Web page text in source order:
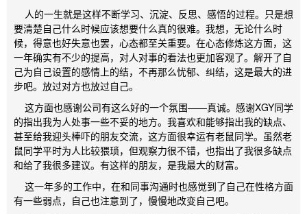
人的一生就是这样不断学习、沉淀、反思、感悟的过程。只是想
要清楚自己什么时候应该想要什么真的很难。我想，无论什么时
候，得意也好失意也罢，心态都至关重要。在心态修炼这方面，这
一年确实有不少的提高，对人对事的看法也更加客观了。解开了自
己为自己设置的感情上的结，不再那么忧郁、纠结，这是最大的进
步吧。放过对方也放过自己。
这方面也感谢公司有这么好的一个氛围——真诚。感谢XGY同学
的指出我为人处事一些不妥的地方。我喜欢和能够指出我的缺点、
甚至给我迎头棒吓的朋友交流，这方面很幸运有老鼠同学。虽然老
鼠同学平时为人比较猥琐，但观察力很不错，也指出了我很多缺点
和给了我很多建议。有这样的朋友，是我最大的财富。
这一年多的工作中，在和同事沟通时也感觉到了自己在性格方面
有一些弱点，自己也注意到了，慢慢地改变自己吧。